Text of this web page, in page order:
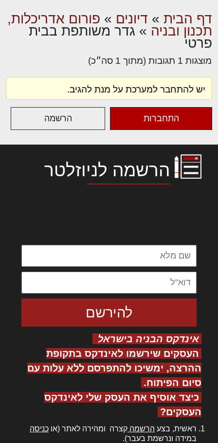
דף הבית » דיונים » פורום אדריכלות,
תכנון ובניה » גדר משותפת בבית
פרטי
מוצגות 1 תגובות (מתוך 1 סה״כ)
יש להתחבר למערכת על מנת להגיב.
התחברות הרשמה
הרשמה לניוזלטר
אינדקס הבניה בישראל
העסקים שירשמו לאינדקס בתקופת
ההרצה, ימשיכו להתפרסם ללא עלות עם
סיום הפיתוח.
כיצד אוסיף את העסק שלי לאינדקס
העסקים?
ראשית, בצע הרשמה קצרה ומהירה לאתר (או כניסה
במידה ונרשמת בעבר).